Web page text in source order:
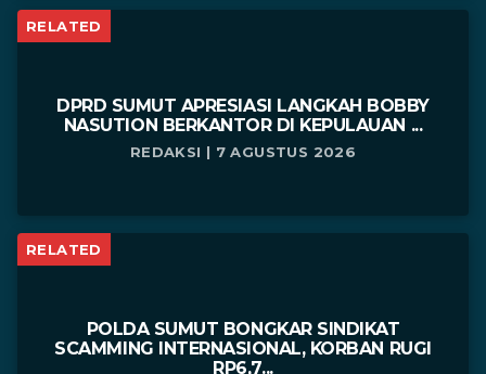
RELATED
DPRD SUMUT APRESIASI LANGKAH BOBBY
NASUTION BERKANTOR DI KEPULAUAN ...
REDAKSI | 7 AGUSTUS 2026
RELATED
POLDA SUMUT BONGKAR SINDIKAT
SCAMMING INTERNASIONAL, KORBAN RUGI
RP6,7...